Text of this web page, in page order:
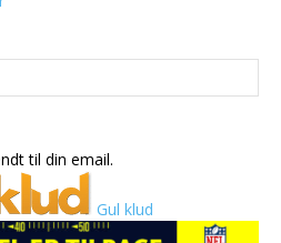
til din email.
Gul klud